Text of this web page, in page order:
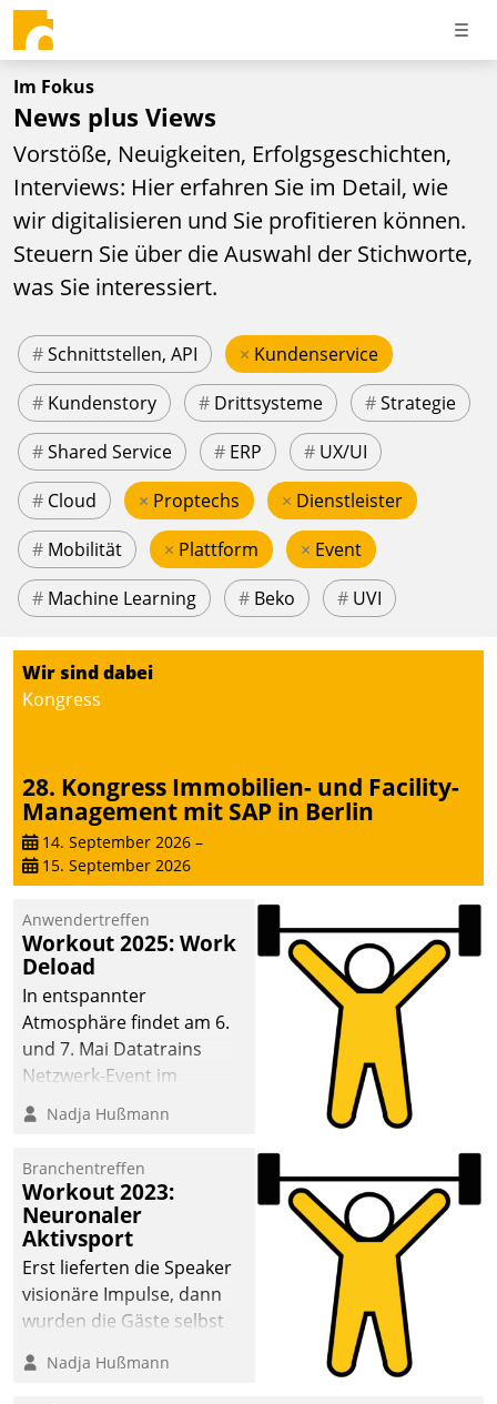
Im Fokus
News plus Views
Vorstöße, Neuigkeiten, Erfolgsgeschichten,
Interviews: Hier erfahren Sie im Detail, wie
wir digitalisieren und Sie profitieren können.
Steuern Sie über die Auswahl der Stichworte,
was Sie interessiert.
#Schnittstellen, API × Kundenservice
# Kundenstory # Drittsysteme #Strategie
#Shared Service # ERP # UX/UI
# Cloud × Proptechs × Dienstleister
# Mobilität × Plattform × Event
# Machine Learning # Beko # UVI
Wir sind dabei
Kongress
28. Kongress Immobilien- und Facility-
Management mit SAP in Berlin
14. September 2026 –
15. September 2026
Anwendertreffen
Workout 2025: Work
Deload
In entspannter
Atmosphäre findet am 6.
und 7. Mai Datatrains
Netzwerk-Event im
Kunden- und Partnerkreis
statt. Zentrale Frage: Wie
Mammutprojekte
meistern und Workloads
wuppen – bei zunehmend
anspruchsvollen
Aufgaben und
abnehmendem
Nadja Hußmann
Branchentreffen
Workout 2023:
Neuronaler
Aktivsport
Erst lieferten die Speaker
visionäre Impulse, dann
wurden die Gäste selbst
methodisch
Nadja Hußmann